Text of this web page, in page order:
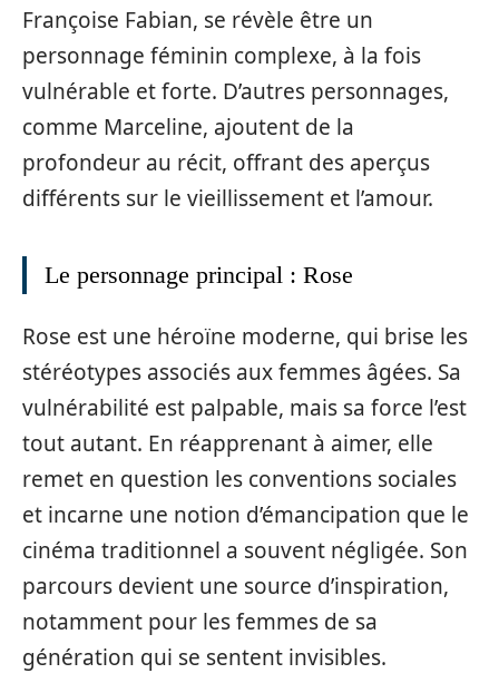
Françoise Fabian, se révèle être un
personnage féminin complexe, à la fois
vulnérable et forte. D’autres personnages,
comme Marceline, ajoutent de la
profondeur au récit, offrant des aperçus
différents sur le vieillissement et l’amour.
Le personnage principal : Rose
Rose est une héroïne moderne, qui brise les
stéréotypes associés aux femmes âgées. Sa
vulnérabilité est palpable, mais sa force l’est
tout autant. En réapprenant à aimer, elle
remet en question les conventions sociales
et incarne une notion d’émancipation que le
cinéma traditionnel a souvent négligée. Son
parcours devient une source d’inspiration,
notamment pour les femmes de sa
génération qui se sentent invisibles.